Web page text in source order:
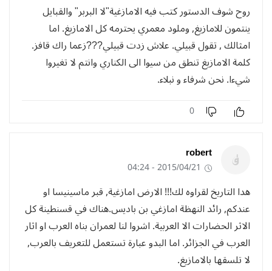
روح شوف الدستور كتب فيه الامازغية"لا البربر" والقبايل
ينتمون للامازيغ, وملود معمري يحترمه كل الامازيغ. اما
امثالك , تقول قبيلي. علاش زدت قبيلي???زعما راك قافز.
كلمة الامازيغ تنطق من سيوا الى الكناري وانتم لا تغيروا
شيءا. نحن شرفاء و نبلاء.
0
robert
2015/04/21 - 04:24
هدا التاريخ لقراوه لك!!! الارض امازغية, قبر ماسينيسا او
عندكم, رائد النهظة امازغي بن باديس.هناك في قسنطينة كل
الاثر الحضارات الا العربية. اشروا لنا لعمران بناه العرب او اثار
العرب في الجزائر. اما البدو عبارة تستعمل للتعريف بالعرب,
لا تلسقها بالامازيغ.